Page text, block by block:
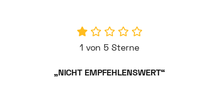
1 von 5 Sterne
„NICHT EMPFEHLENSWERT“